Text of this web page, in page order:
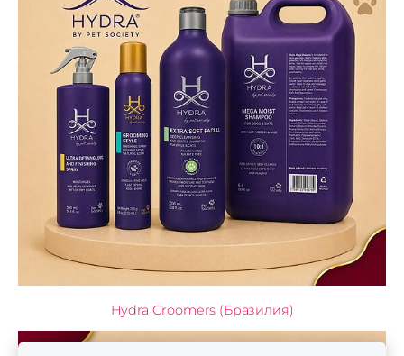
Hydra Groomers (Бразилия)